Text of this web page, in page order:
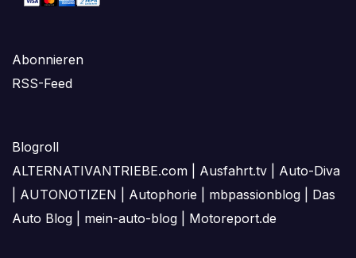
Abonnieren
RSS-Feed
Blogroll
ALTERNATIVANTRIEBE.com
Ausfahrt.tv
Auto-Diva
AUTONOTIZEN Autophorie mbpassionblog
Das
Auto Blog
mein-auto-blog Motoreport.de